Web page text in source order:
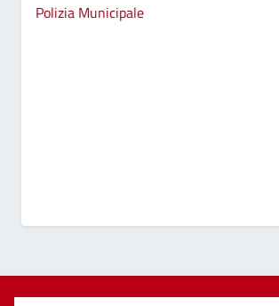
Polizia Municipale